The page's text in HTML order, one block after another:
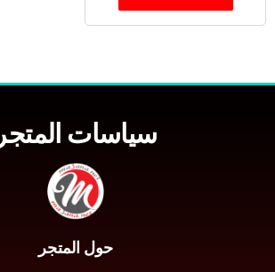
سياسات المتجر
حول المتجر